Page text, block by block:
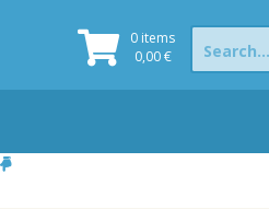
0 items
0,00€
Search
for: